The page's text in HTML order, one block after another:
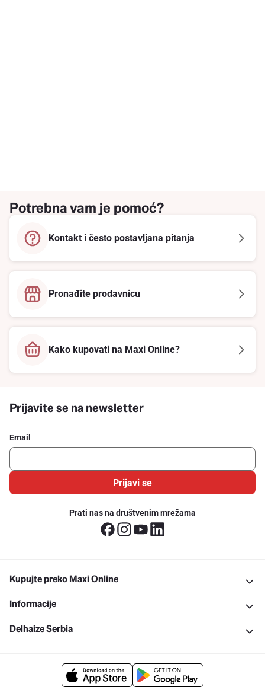
Potrebna vam je pomoć?
Kontakt i često postavljana pitanja
Pronađite prodavnicu
Kako kupovati na Maxi Online?
Prijavite se na newsletter
Email
Prijavi se
Prati nas na društvenim mrežama
Kupujte preko Maxi Online
Informacije
Delhaize Serbia